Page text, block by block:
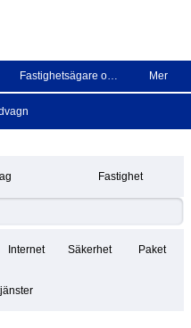
Fastighetsägare och BRF Mer
Fastighet
Internet Säkerhet Paket